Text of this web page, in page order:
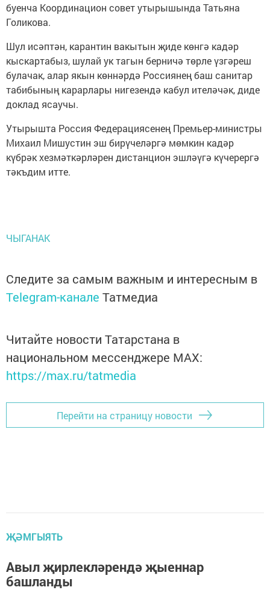
буенча Координацион совет утырышында Татьяна
Голикова.
Шул исәптән, карантин вакытын җиде көнгә кадәр
кыскартабыз, шулай ук тагын берничә төрле үзгәреш
булачак, алар якын көннәрдә Россиянең баш санитар
табибының карарлары нигезендә кабул ителәчәк, диде
доклад ясаучы.
Утырышта Россия Федерациясенең Премьер-министры
Михаил Мишустин эш бирүчеләргә мөмкин кадәр
күбрәк хезмәткәрләрен дистанцион эшләүгә күчерергә
тәкъдим итте.
ЧЫГАНАК
Следите за самым важным и интересным в
Telegram-канале Татмедиа
Читайте новости Татарстана в
национальном мессенджере MАХ:
https://max.ru/tatmedia
Перейти на страницу новости
ҖӘМГЫЯТЬ
Авыл җирлекләрендә җыеннар
башланды